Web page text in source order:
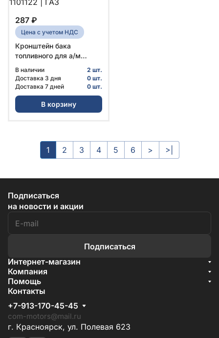
287 ₽
Цена с учетом НДС
Кронштейн бака
топливного для а/м
1101122 | ГАЗ
В наличии
2 шт.
Доставка 3 дня
0 шт.
Доставка 7 дней
0 шт.
В корзину
1 2 3 4 5 6 > >|
Подписаться
на новости и акции
Подписаться
Интернет-магазин
Акции
Бренды
Компания
О компании
Документы
Условия поставки
Отзывы
Помощь
Условия доставки
Способы оплаты
Гарантия на товар
Контакты
+7-913-170-45-45
com-motors@mail.ru
г. Красноярск, ул. Полевая 623